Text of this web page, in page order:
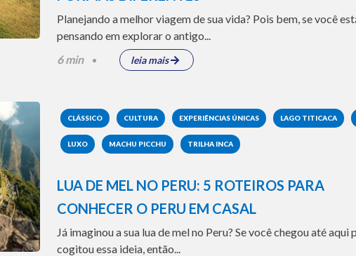
Planejando a melhor viagem de sua vida? Pois bem, se você
pensando em explorar o antigo...
6 min
leia mais
CLÁSSICO CULTURA EXPERIÊNCIAS ÚNICAS LAGO TITICACA
LUXO MACHU PICCHU TRILHA INCA
LUA DE MEL NO PERU: 5 ROTEIROS PARA
CONHECER O PERU EM CASAL
Já imaginou a sua lua de mel no Peru? Se você chegou até aqui
cogitou essa ideia, então...